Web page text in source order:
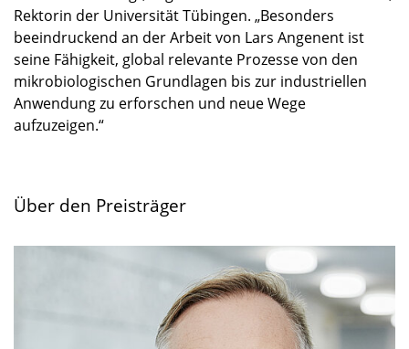
Rektorin der Universität Tübingen. „Besonders
beeindruckend an der Arbeit von Lars Angenent ist
seine Fähigkeit, global relevante Prozesse von den
mikrobiologischen Grundlagen bis zur industriellen
Anwendung zu erforschen und neue Wege
aufzuzeigen.“
Über den Preisträger